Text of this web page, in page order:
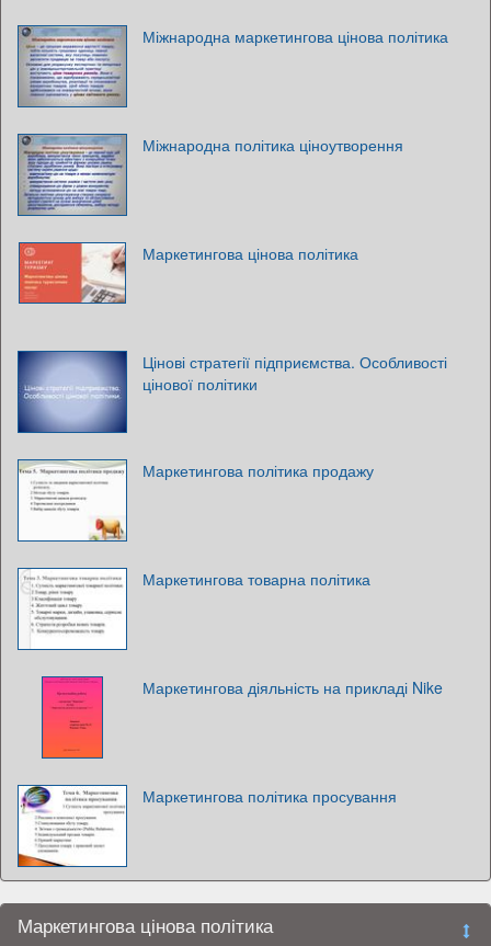
Міжнародна маркетингова цінова політика
Міжнародна політика ціноутворення
Маркетингова цінова політика
Цінові стратегії підприємства. Особливості
цінової політики
Маркетингова політика продажу
Маркетингова товарна політика
Маркетингова діяльність на прикладі Nike
Маркетингова політика просування
Маркетингова цінова політика